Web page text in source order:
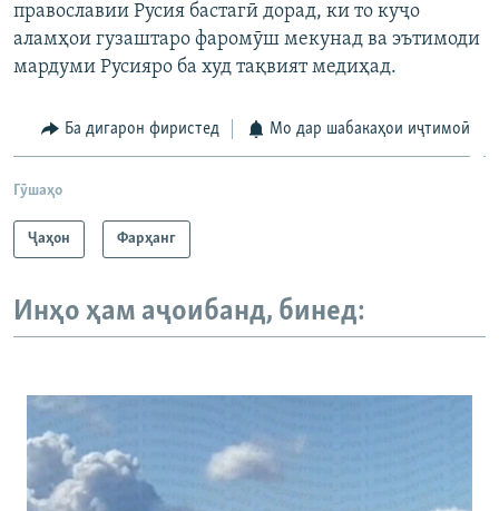
православии Русия бастагӣ дорад, ки то куҷо
аламҳои гузаштаро фаромӯш мекунад ва эътимоди
мардуми Русияро ба худ тақвият медиҳад.
Ба дигарон фиристед Мо дар шабакаҳои иҷтимоӣ
Гӯшаҳо
Ҷаҳон Фарҳанг
Инҳо ҳам аҷоибанд, бинед: